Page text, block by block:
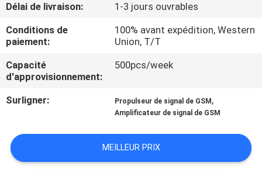
L'USINE
CONTRÔLE
DE
QUALITÉ
CONTACTEZ-
NOUS
Délai de livraison:
1-3 jours ouvrables
Conditions de
paiement:
100% avant expédition, Western
Union, T/T
Capacité
d'approvisionnement:
500pcs/week
Surligner: Propulseur de signal de GSM ,
Amplificateur de signal de GSM
MEILLEUR PRIX